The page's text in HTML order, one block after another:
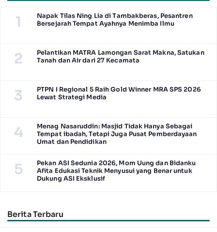
1
Napak Tilas Ning Lia di Tambakberas, Pesantren
Bersejarah Tempat Ayahnya Menimba Ilmu
2
Pelantikan MATRA Lamongan Sarat Makna, Satukan
Tanah dan Air dari 27 Kecamata
3
PTPN I Regional 5 Raih Gold Winner MRA SPS 2026
Lewat Strategi Media
4
Menag Nasaruddin: Masjid Tidak Hanya Sebagai
Tempat ibadah, Tetapi Juga Pusat Pemberdayaan
Umat dan Pendidikan
5
Pekan ASI Sedunia 2026, Mom Uung dan Bidanku
Afita Edukasi Teknik Menyusui yang Benar untuk
Dukung ASI Eksklusif
Berita Terbaru